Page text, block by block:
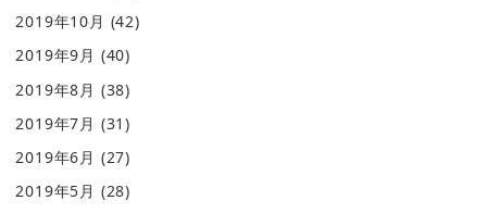
2019年10月 (42)
2019年9月 (40)
2019年8月 (38)
2019年7月 (31)
2019年6月 (27)
2019年5月 (28)